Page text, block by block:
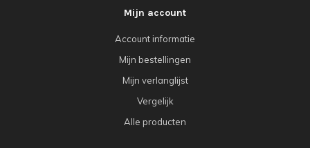
Mijn account
Account informatie
Mijn bestellingen
Mijn verlanglijst
Vergelijk
Alle producten